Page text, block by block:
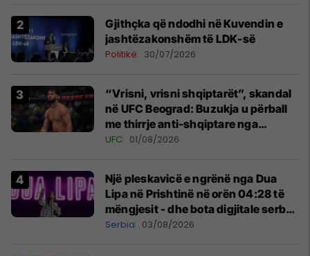
Gjithçka që ndodhi në Kuvendin e
jashtëzakonshëm të LDK-së
Politikë 30/07/2026
“Vrisni, vrisni shqiptarët”, skandal
në UFC Beograd: Buzukja u përball
me thirrje anti-shqiptare nga
tribunat
UFC 01/08/2026
Një pleskavicë e ngrënë nga Dua
Lipa në Prishtinë në orën 04:28 të
mëngjesit - dhe bota digjitale serbe
shpall gjendjen e luftës
Serbia 03/08/2026